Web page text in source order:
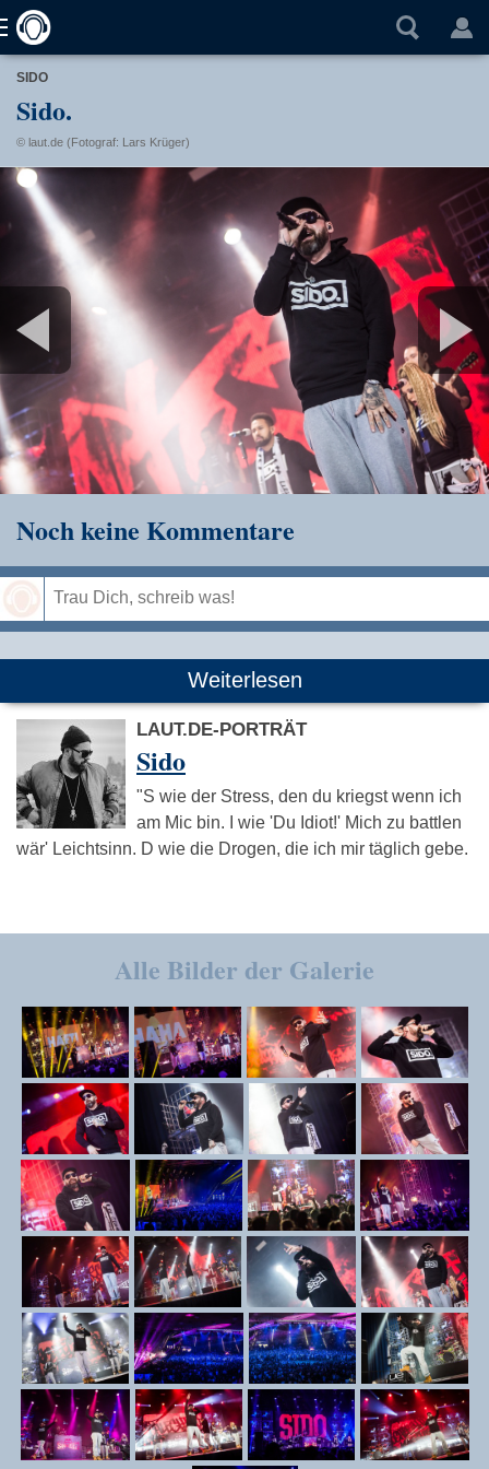
SIDO
Sido.
© laut.de (Fotograf: Lars Krüger)
Noch keine Kommentare
Weiterlesen
LAUT.DE-PORTRÄT
Sido
"S wie der Stress, den du kriegst wenn ich
am Mic bin. I wie 'Du Idiot!' Mich zu battlen
wär' Leichtsinn. D wie die Drogen, die ich mir täglich gebe.
Alle Bilder der Galerie